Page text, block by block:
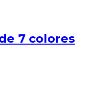
7 colores